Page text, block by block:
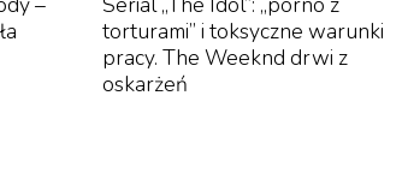
torturami” i toksyczne warunki
pracy. The Weeknd drwi z
oskarżeń